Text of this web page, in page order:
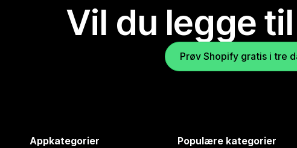
Vil du legge
Prøv Shopify gratis i tre
Appkategorier Populære kategorier